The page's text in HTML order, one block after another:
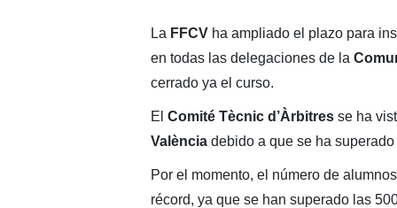
La FFCVha ampliado el plazo para
en todas las delegaciones de la
cerrado ya el curso.
El Comité Tècnic d’Àrbitresse ha
Valènciadebido a que se ha
Por el momento, el número de
récord, ya que se han superado las